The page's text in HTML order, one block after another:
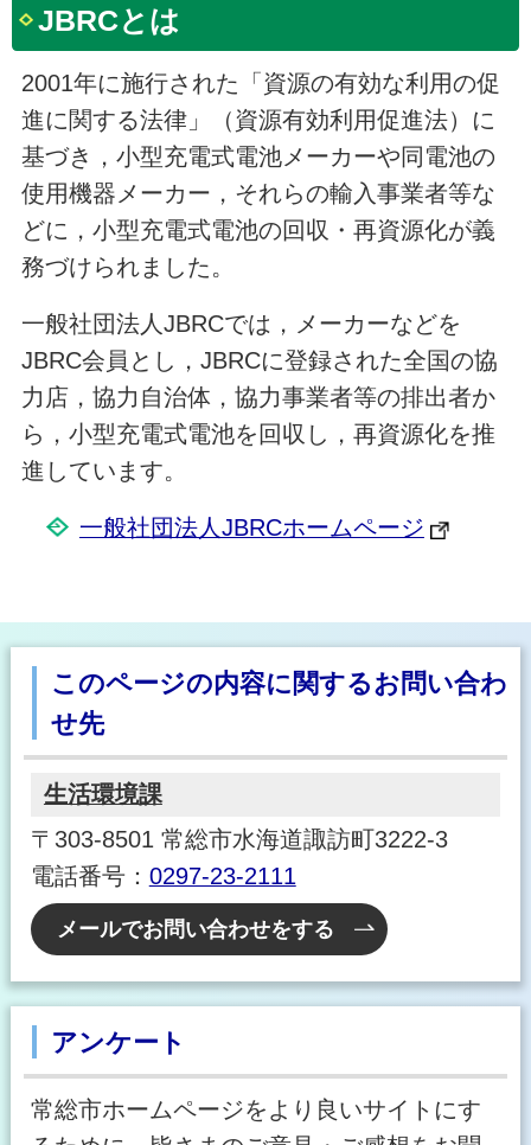
JBRCとは
2001年に施行された「資源の有効な利用の促
進に関する法律」（資源有効利用促進法）に
基づき，小型充電式電池メーカーや同電池の
使用機器メーカー，それらの輸入事業者等な
どに，小型充電式電池の回収・再資源化が義
務づけられました。
一般社団法人JBRCでは，メーカーなどを
JBRC会員とし，JBRCに登録された全国の協
力店，協力自治体，協力事業者等の排出者か
ら，小型充電式電池を回収し，再資源化を推
進しています。
一般社団法人JBRCホームページ
このページの内容に関するお問い合わ
せ先
生活環境課
〒303-8501 常総市水海道諏訪町3222-3
電話番号： 0297-23-2111
メールでお問い合わせをする
アンケート
常総市ホームページをより良いサイトにす